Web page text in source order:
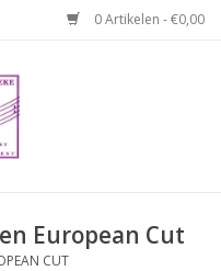
0 Artikelen - €0,00
European Cut
CUT